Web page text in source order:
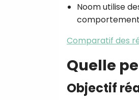
Noom utilise
Comparatif des
Quelle
Objectif